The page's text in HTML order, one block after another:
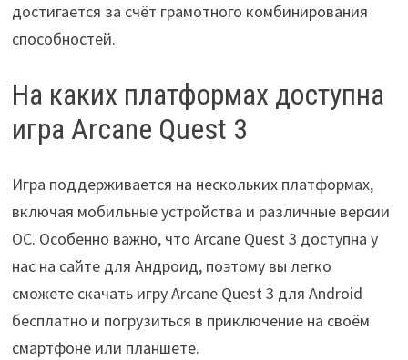
достигается за счёт грамотного комбинирования
способностей.
На каких платформах доступна
игра Arcane Quest 3
Игра поддерживается на нескольких платформах,
включая мобильные устройства и различные версии
ОС. Особенно важно, что Arcane Quest 3 доступна у
нас на сайте для Андроид, поэтому вы легко
сможете скачать игру Arcane Quest 3 для Android
бесплатно и погрузиться в приключение на своём
смартфоне или планшете.